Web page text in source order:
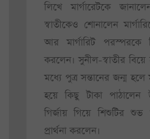
লিখে মার্গারেটকে
স্বাতীকেও শোনালেন
আর মার্গারিট পরস্পরকে
করলেন। সুনীল-স্বাতীর
মধ্যে পুত্র সন্তানের জন্ম হলে
হয়ে কিছু টাকা পাঠালেন
গির্জায় গিয়ে শিশুটির
প্রার্থনা করলেন।